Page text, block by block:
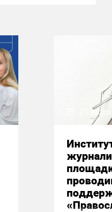
21